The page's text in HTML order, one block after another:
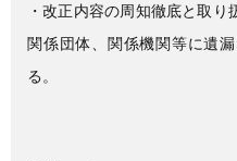
・改正内容の周知徹底と取り
関係団体、関係機関等に遺
る。